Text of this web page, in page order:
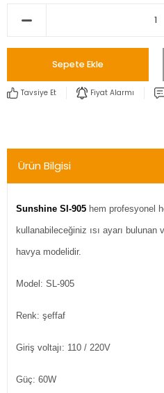
Sepete Ekle
Tavsiye Et Fiyat Alarmı
Ürün Bilgisi
Sunshine Sl-905 hem profesyonel
kullanabileceğiniz ısı ayarı
havya modelidir.
Model: SL-905
Renk: şeffaf
Giriş voltajı: 110 / 220V
Güç: 60W